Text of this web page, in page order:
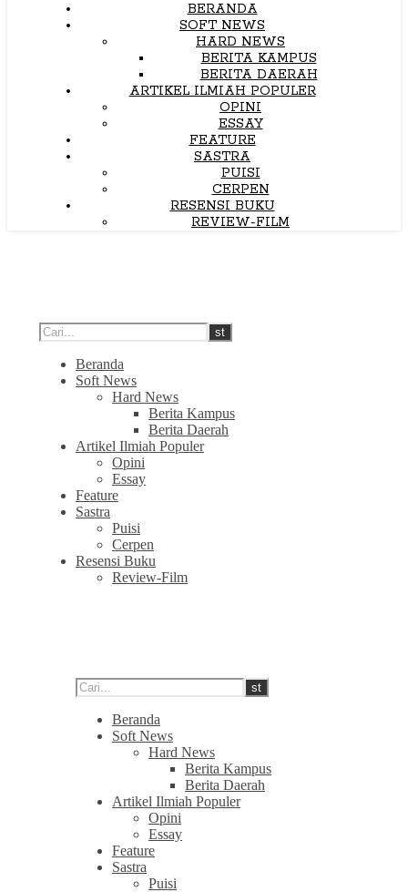
BERANDA
SOFT NEWS
HARD NEWS
BERITA KAMPUS
BERITA DAERAH
ARTIKEL ILMIAH POPULER
OPINI
ESSAY
FEATURE
SASTRA
PUISI
CERPEN
RESENSI BUKU
REVIEW-FILM
Beranda
Soft News
Hard News
Berita Kampus
Berita Daerah
Artikel Ilmiah Populer
Opini
Essay
Feature
Sastra
Puisi
Cerpen
Resensi Buku
Review-Film
Beranda
Soft News
Hard News
Berita Kampus
Berita Daerah
Artikel Ilmiah Populer
Opini
Essay
Feature
Sastra
Puisi